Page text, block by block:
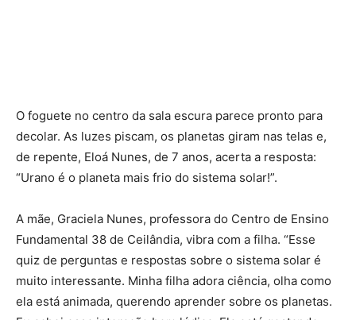
O foguete no centro da sala escura parece pronto para
decolar. As luzes piscam, os planetas giram nas telas e,
de repente, Eloá Nunes, de 7 anos, acerta a resposta:
“Urano é o planeta mais frio do sistema solar!”.
A mãe, Graciela Nunes, professora do Centro de Ensino
Fundamental 38 de Ceilândia, vibra com a filha. “Esse
quiz de perguntas e respostas sobre o sistema solar é
muito interessante. Minha filha adora ciência, olha como
ela está animada, querendo aprender sobre os planetas.